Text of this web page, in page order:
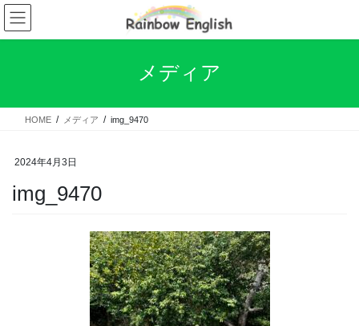
コ
ン
テ
ス
ナ
ビ
ゲ
ン
メディア
HOME メディア img_9470
2024年4月3日
img_9470